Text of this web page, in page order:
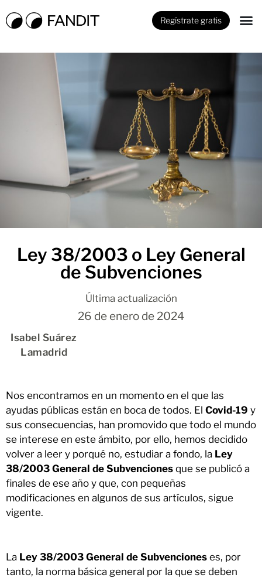
Regístrate gratis
Ley 38/2003 o Ley General
de Subvenciones
Última actualización
26 de enero de 2024
Isabel Suárez
Lamadrid
Nos encontramos en un momento en el que las
ayudas públicas están en boca de todos. El Covid-19 y
sus consecuencias, han promovido que todo el mundo
se interese en este ámbito, por ello, hemos decidido
volver a leer y porqué no, estudiar a fondo, la Ley
38/2003 General de Subvenciones que se publicó a
finales de ese año y que, con pequeñas
modificaciones en algunos de sus artículos, sigue
vigente.
La Ley 38/2003 General de Subvenciones es, por
tanto, la norma básica general por la que se deben